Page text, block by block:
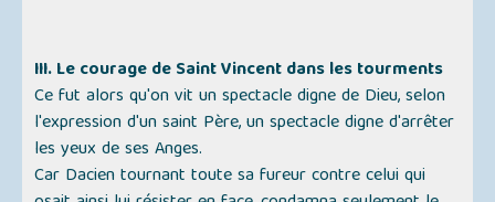
III. Le courage de Saint Vincent dans les tourments
Ce fut alors qu'on vit un spectacle digne de Dieu, selon
l'expression d'un saint Père, un spectacle digne d'arrêter
les yeux de ses Anges.
Car Dacien tournant toute sa fureur contre celui qui